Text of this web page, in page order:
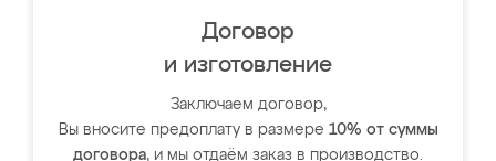
Договор
и изготовление
Заключаем договор,
Вы вносите предоплату в размере 10% от суммы
договора, и мы отдаём заказ в производство.